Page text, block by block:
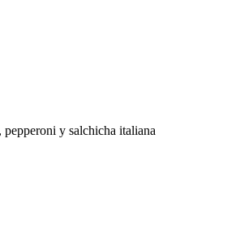
y salchicha italiana